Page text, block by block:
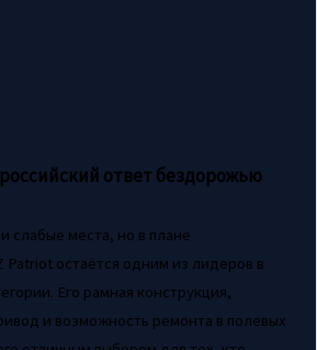
ответ бездорожью
слабые места, но в плане
Patriot остаётся одним из лидеров в
Его рамная конструкция,
и возможность ремонта в полевых